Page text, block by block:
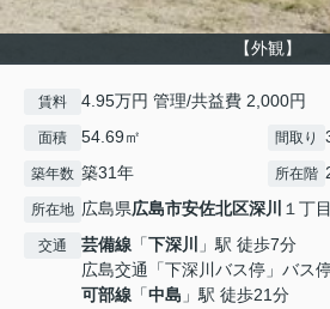
【外観】
賃料 4.95万円 管理/共益費 2,000円
面積 54.69㎡ 間取り
築年数 築31年 所在階
所在地 広島県広島市安佐北区深川 １丁
交通 芸備線 「下深川
」駅 徒歩7分
広島交通「下深川バス停」バス
可部線 「中島 」駅 徒歩21分